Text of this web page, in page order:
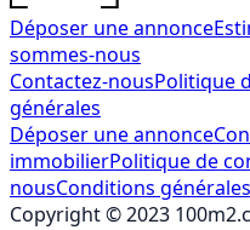
Déposer une annonce
sommes-nous
Contactez-nousPolitique
générales
Déposer une annonce
immobilierPolitique de
nousConditions générales
Copyright © 2023